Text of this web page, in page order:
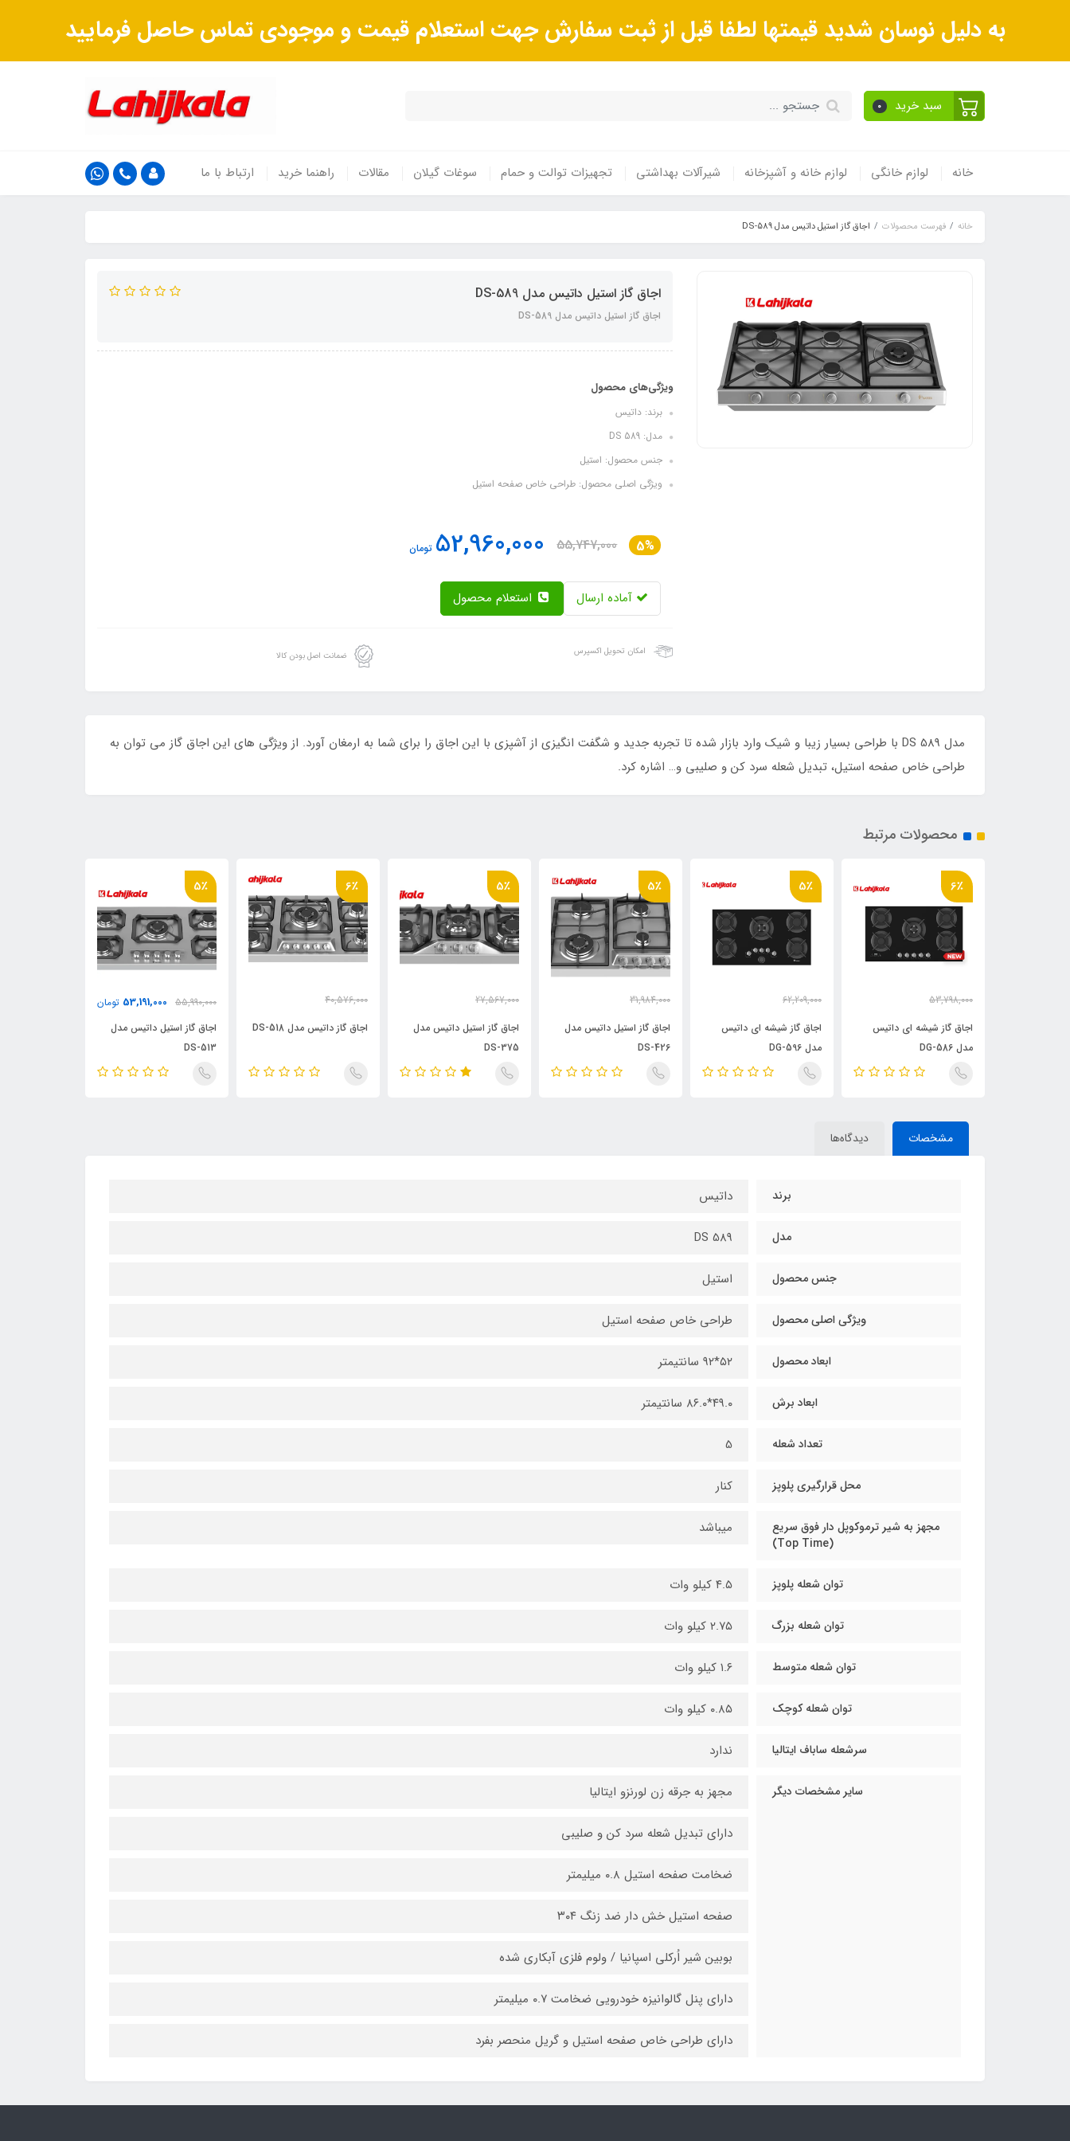
به دلیل نوسان شدید قیمتها لطفا قبل از ثبت سفارش جهت استعلام قیمت و موجودی تماس حاصل فرمایید
سبد خرید 0
خانه لوازم خانگی لوازم خانه و آشپزخانه شیرآلات بهداشتی تجهیزات توالت و حمام سوغات گیلان مقالات راهنما خرید ارتباط با ما
خانه فهرست محصولات اجاق گاز استیل داتیس مدل DS-589
اجاق گاز استیل داتیس مدل DS-589
اجاق گاز استیل داتیس مدل DS-589
ویژگی‌های محصول
برند: داتیس
مدل: DS 589
جنس محصول: استیل
ویژگی اصلی محصول: طراحی خاص صفحه استیل
5%
55,747,000
52,960,000 تومان
آماده ارسال
امکان تحویل اکسپرس ضمانت اصل بودن کالا
مدل DS 589 با طراحی بسیار زیبا و شیک وارد بازار شده تا تجربه جدید و شگفت انگیزی از آشپزی با این اجاق را برای شما به ارمغان آورد. از ویژگی های این اجاق گاز می توان به
طراحی خاص صفحه استیل، تبدیل شعله سرد کن و صلیبی و… اشاره کرد.
محصولات مرتبط
6٪
53,798,000
51,108,000 تومان
اجاق گاز شیشه ای داتیس
مدل DG-586
5٪
62,209,000
59,099,000 تومان
اجاق گاز شیشه ای داتیس
مدل DG-596
5٪
31,984,000
30,385,000 تومان
اجاق گاز استیل داتیس مدل
DS-426
5٪
27,567,000
26,189,000 تومان
اجاق گاز استیل داتیس مدل
DS-375
6٪
40,576,000
38,547,000 تومان
اجاق گاز داتیس مدل DS-518
5٪
55,990,000
53,191,000 تومان
اجاق گاز استیل داتیس مدل
DS-513
مشخصات دیدگاه‌ها
برند داتیس
مدل DS 589
جنس محصول استیل
ویژگی اصلی محصول طراحی خاص صفحه استیل
ابعاد محصول ۵۲*۹۲ سانتیمتر
ابعاد برش ۴۹.۰*۸۶.۰ سانتیمتر
تعداد شعله 5
محل قرارگیری پلوپز کنار
مجهز به شیر ترموکوپل دار فوق سریع
(Top Time)
میباشد
توان شعله پلوپز ۴.۵ کیلو وات
توان شعله بزرگ ۲.۷۵ کیلو وات
توان شعله متوسط ۱.۶ کیلو وات
توان شعله کوچک ۰.۸۵ کیلو وات
سرشعله ساباف ایتالیا ندارد
سایر مشخصات دیگر مجهز به جرقه زن لورنزو ایتالیا
داراي تبدیل شعله سرد کن و صلیبی
ضخامت صفحه استیل ۰.۸ میلیمتر
صفحه استیل خش دار ضد زنگ ۳۰۴
بوبین شیر اُرکلی اسپانیا / ولوم فلزي آبکاري شده
داراي پنل گالوانیزه خودرویی ضخامت ۰.۷ میلیمتر
داراي طراحی خاص صفحه استیل و گریل منحصر بفرد